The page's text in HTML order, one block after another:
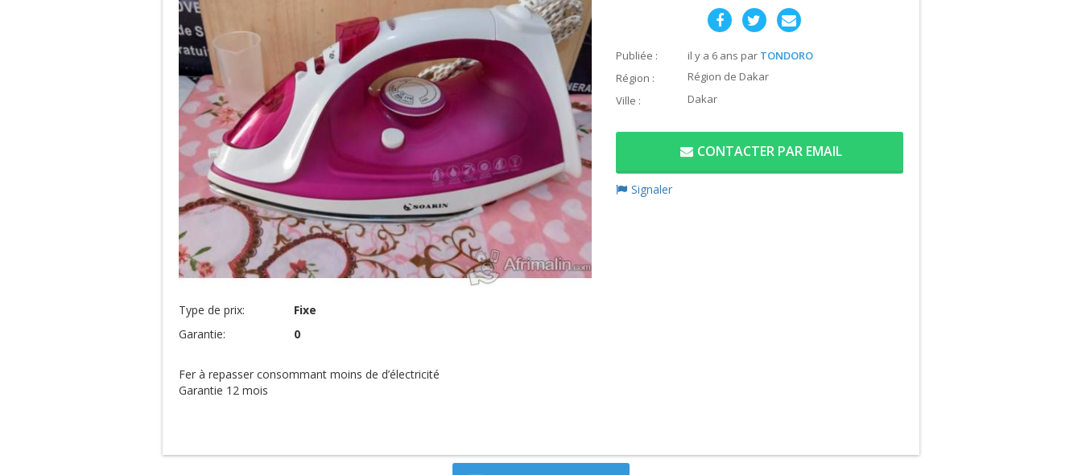
Type de prix:
Fixe
Garantie:
0
Fer à repasser consommant moins de d’électricité
Garantie 12 mois
Publiée : il y a 6 ans par TONDORO
Région :
Région de Dakar
Ville :
Dakar
CONTACTER PAR EMAIL
Signaler